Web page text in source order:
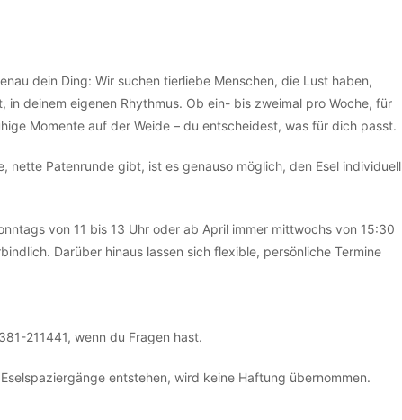
dein Ding: Wir suchen tierliebe Menschen, die Lust haben,
deinem eigenen Rhythmus. Ob ein- bis zweimal pro Woche, für
Momente auf der Weide – du entscheidest, was für dich passt.
nette Patenrunde gibt, ist es genauso möglich, den Esel individuell
von 11 bis 13 Uhr oder ab April immer mittwochs von 15:30
Darüber hinaus lassen sich flexible, persönliche Termine
211441, wenn du Fragen hast.
entstehen, wird keine Haftung übernommen.